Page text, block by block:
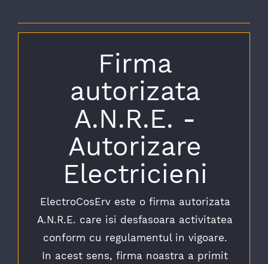
Firma
autorizata
A.N.R.E. -
Autorizare
Electricieni
ElectroCosErv este o firma autorizata
A.N.R.E. care isi desfasoara activitatea
conform cu regulamentul in vigoare.
In acest sens, firma noastra a primit